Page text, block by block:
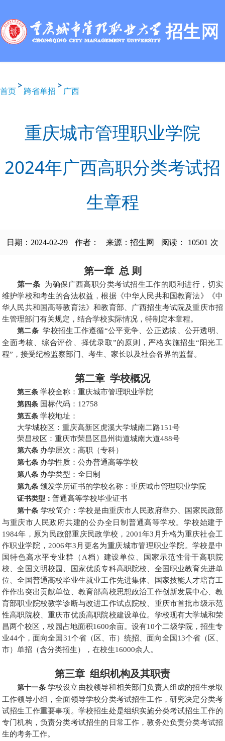
首页 跨省单招 广西
重庆城市管理职业学院
2024年广西高职分类考试招
生章程
日期：2024-02-29 作者： 来源：招生网 阅读： 10501 次
第一章 总 则
第一条 为确保广西高职分类考试招生工作的顺利进行，切实
维护学校和考生的合法权益，根据《中华人民共和国教育法》《中
华人民共和国高等教育法》和教育部、广西招生考试院及重庆市招
生管理部门有关规定，结合学校实际情况，特制定本章程。
第二条学校招生工作遵循“公平竞争、公正选拔、公开透明、
全面考核、综合评价、择优录取”的原则，严格实施招生“阳光工
程”，接受纪检监察部门、考生、家长以及社会各界的监督。
第二章 学校概况
第三条 学校全称：重庆城市管理职业学院
第四条 国标代码：12758
第五条 学校地址：
大学城校区：重庆高新区虎溪大学城南二路151号
荣昌校区：重庆市荣昌区昌州街道城南大道488号
第六条 办学层次：高职（专科）
第七条 办学性质：公办普通高等学校
第八条 办学类型：全日制
第九条 颁发学历证书的学校名称：重庆城市管理职业学院
证书类型： 普通高等学校毕业证书
第十条 学校简介：学校是由重庆市人民政府举办、国家民政部
与重庆市人民政府共建的公办全日制普通高等学校。学校始建于
1984年，原为民政部重庆民政学校，2001年3月升格为重庆社会工
作职业学院，2006年3月更名为重庆城市管理职业学院。学校是中
国特色高水平专业群（A档）建设单位、国家示范性骨干高职院
校、全国文明校园、国家优质专科高职院校、全国职业教育先进单
位、全国普通高校毕业生就业工作先进集体、国家技能人才培育工
作作出突出贡献单位、教育部高校思想政治工作创新发展中心、教
育部职业院校教学诊断与改进工作试点院校、重庆市首批市级示范
性高职院校、重庆市优质高职院校建设单位。学校现有大学城和荣
昌两个校区，校园占地面积1600余亩。设有10个二级学院，招生专
业44个，面向全国31个省（区、市）统招、面向全国13个省（区、
市）单招（含分类招生），在校生16000余人。
第三章 组织机构及其职责
第十一条 学校设立由校领导和相关部门负责人组成的招生录取
工作领导小组，全面领导学校分类考试招生工作，研究决定分类考
试招生工作重要事项。学校招生处是组织实施分类考试招生工作的
专门机构，负责分类考试招生的日常工作，教务处负责分类考试招
生的考务工作。